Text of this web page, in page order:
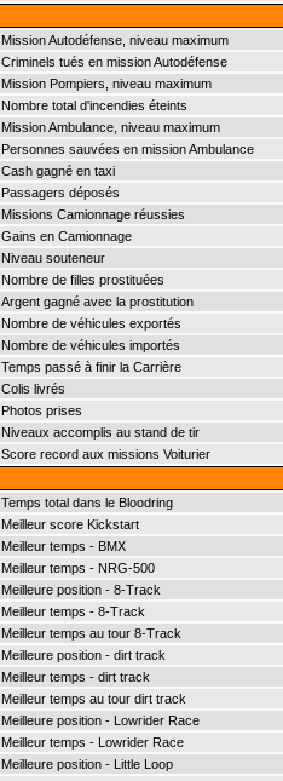
Mission Autodéfense, niveau maximum
Criminels tués en mission Autodéfense
Mission Pompiers, niveau maximum
Nombre total d'incendies éteints
Mission Ambulance, niveau maximum
Personnes sauvées en mission Ambulance
Cash gagné en taxi
Passagers déposés
Missions Camionnage réussies
Gains en Camionnage
Niveau souteneur
Nombre de filles prostituées
Argent gagné avec la prostitution
Nombre de véhicules exportés
Nombre de véhicules importés
Temps passé à finir la Carrière
Colis livrés
Photos prises
Niveaux accomplis au stand de tir
Score record aux missions Voiturier
Temps total dans le Bloodring
Meilleur score Kickstart
Meilleur temps - BMX
Meilleur temps - NRG-500
Meilleure position - 8-Track
Meilleur temps - 8-Track
Meilleur temps au tour 8-Track
Meilleure position - dirt track
Meilleur temps - dirt track
Meilleur temps au tour dirt track
Meilleure position - Lowrider Race
Meilleur temps - Lowrider Race
Meilleure position - Little Loop